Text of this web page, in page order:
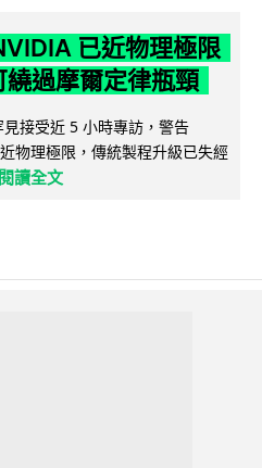
已近物理極限
過摩爾定律瓶頸
接受近 5 小時專訪，警告
物理極限，傳統製程升級已失經
閱讀全文